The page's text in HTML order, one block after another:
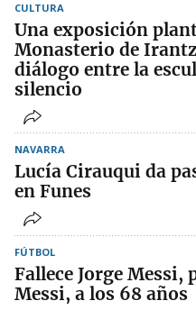
CULTURA
Una exposición
Monasterio de
diálogo entre la
silencio
NAVARRA
Lucía Cirauqui da
en Funes
FÚTBOL
Fallece Jorge Messi,
Messi, a los 68 años